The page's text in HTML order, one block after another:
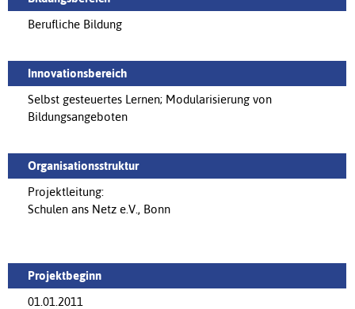
Berufliche Bildung
Innovationsbereich
Selbst gesteuertes Lernen; Modularisierung von
Bildungsangeboten
Organisationsstruktur
Projektleitung:
Schulen ans Netz e.V., Bonn
Projektbeginn
01.01.2011